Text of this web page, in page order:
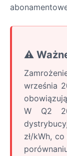
⚠️
września
W Q2
zł/kWh,